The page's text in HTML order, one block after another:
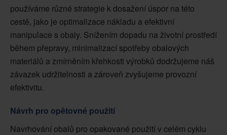
používáme různé strategie k dosažení úspor na této
cestě, jako je optimalizace nákladu a efektivní
manipulace s obaly. Snížením dopadu na životní prostředí
během přepravy, minimalizací spotřeby obalových
materiálů a zmírněním křehkosti výrobků dodržujeme náš
závazek udržitelnosti a zároveň zvyšujeme provozní
efektivitu.
Návrh pro opětovné použití
Navrhování obalů pro opakované použití v celém cyklu